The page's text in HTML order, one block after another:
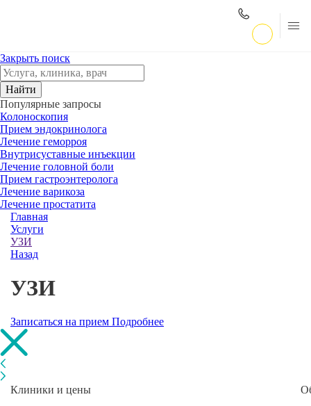
Закрыть поиск
Найти
Популярные запросы
Колоноскопия
Прием эндокринолога
Лечение геморроя
Внутрисуставные инъекции
Лечение головной боли
Прием гастроэнтеролога
Лечение варикоза
Лечение простатита
Главная
Услуги
УЗИ
Назад
УЗИ
Записаться на прием Подробнее
Клиники и цены